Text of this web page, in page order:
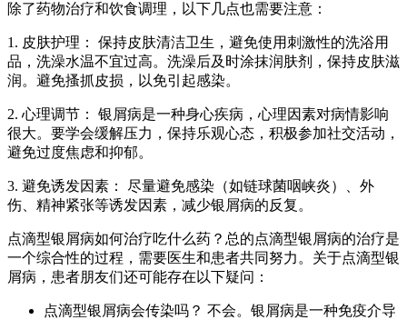
除了药物治疗和饮食调理，以下几点也需要注意：
1. 皮肤护理： 保持皮肤清洁卫生，避免使用刺激性的洗浴用
品，洗澡水温不宜过高。洗澡后及时涂抹润肤剂，保持皮肤滋
润。避免搔抓皮损，以免引起感染。
2. 心理调节： 银屑病是一种身心疾病，心理因素对病情影响
很大。要学会缓解压力，保持乐观心态，积极参加社交活动，
避免过度焦虑和抑郁。
3. 避免诱发因素： 尽量避免感染（如链球菌咽峡炎）、外
伤、精神紧张等诱发因素，减少银屑病的反复。
点滴型银屑病如何治疗吃什么药？总的点滴型银屑病的治疗是
一个综合性的过程，需要医生和患者共同努力。关于点滴型银
屑病，患者朋友们还可能存在以下疑问：
点滴型银屑病会传染吗？ 不会。银屑病是一种免疫介导